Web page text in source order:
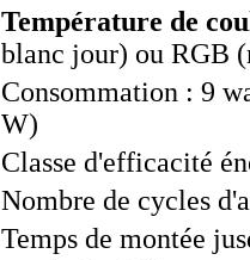
Température de
blanc jour) ou RGB
Consommation : 9
W)
Classe d'efficacité
Nombre de cycles
Temps de montée